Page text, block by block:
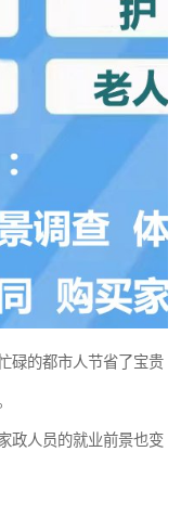
碌的都市人节省了宝贵
政人员的就业前景也变